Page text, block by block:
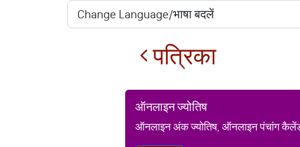
पत्रिका
ऑनलाइन ज्योतिष
ऑनलाइन अंक ज्योतिष, ऑनलाइन पंचांग